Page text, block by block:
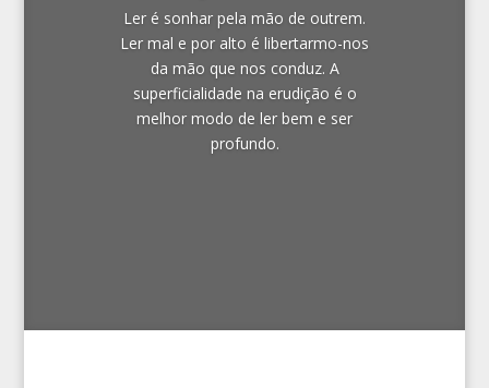
Ler é sonhar pela mão de outrem.
Ler mal e por alto é libertarmo-nos
da mão que nos conduz. A
superficialidade na erudição é o
melhor modo de ler bem e ser
profundo.